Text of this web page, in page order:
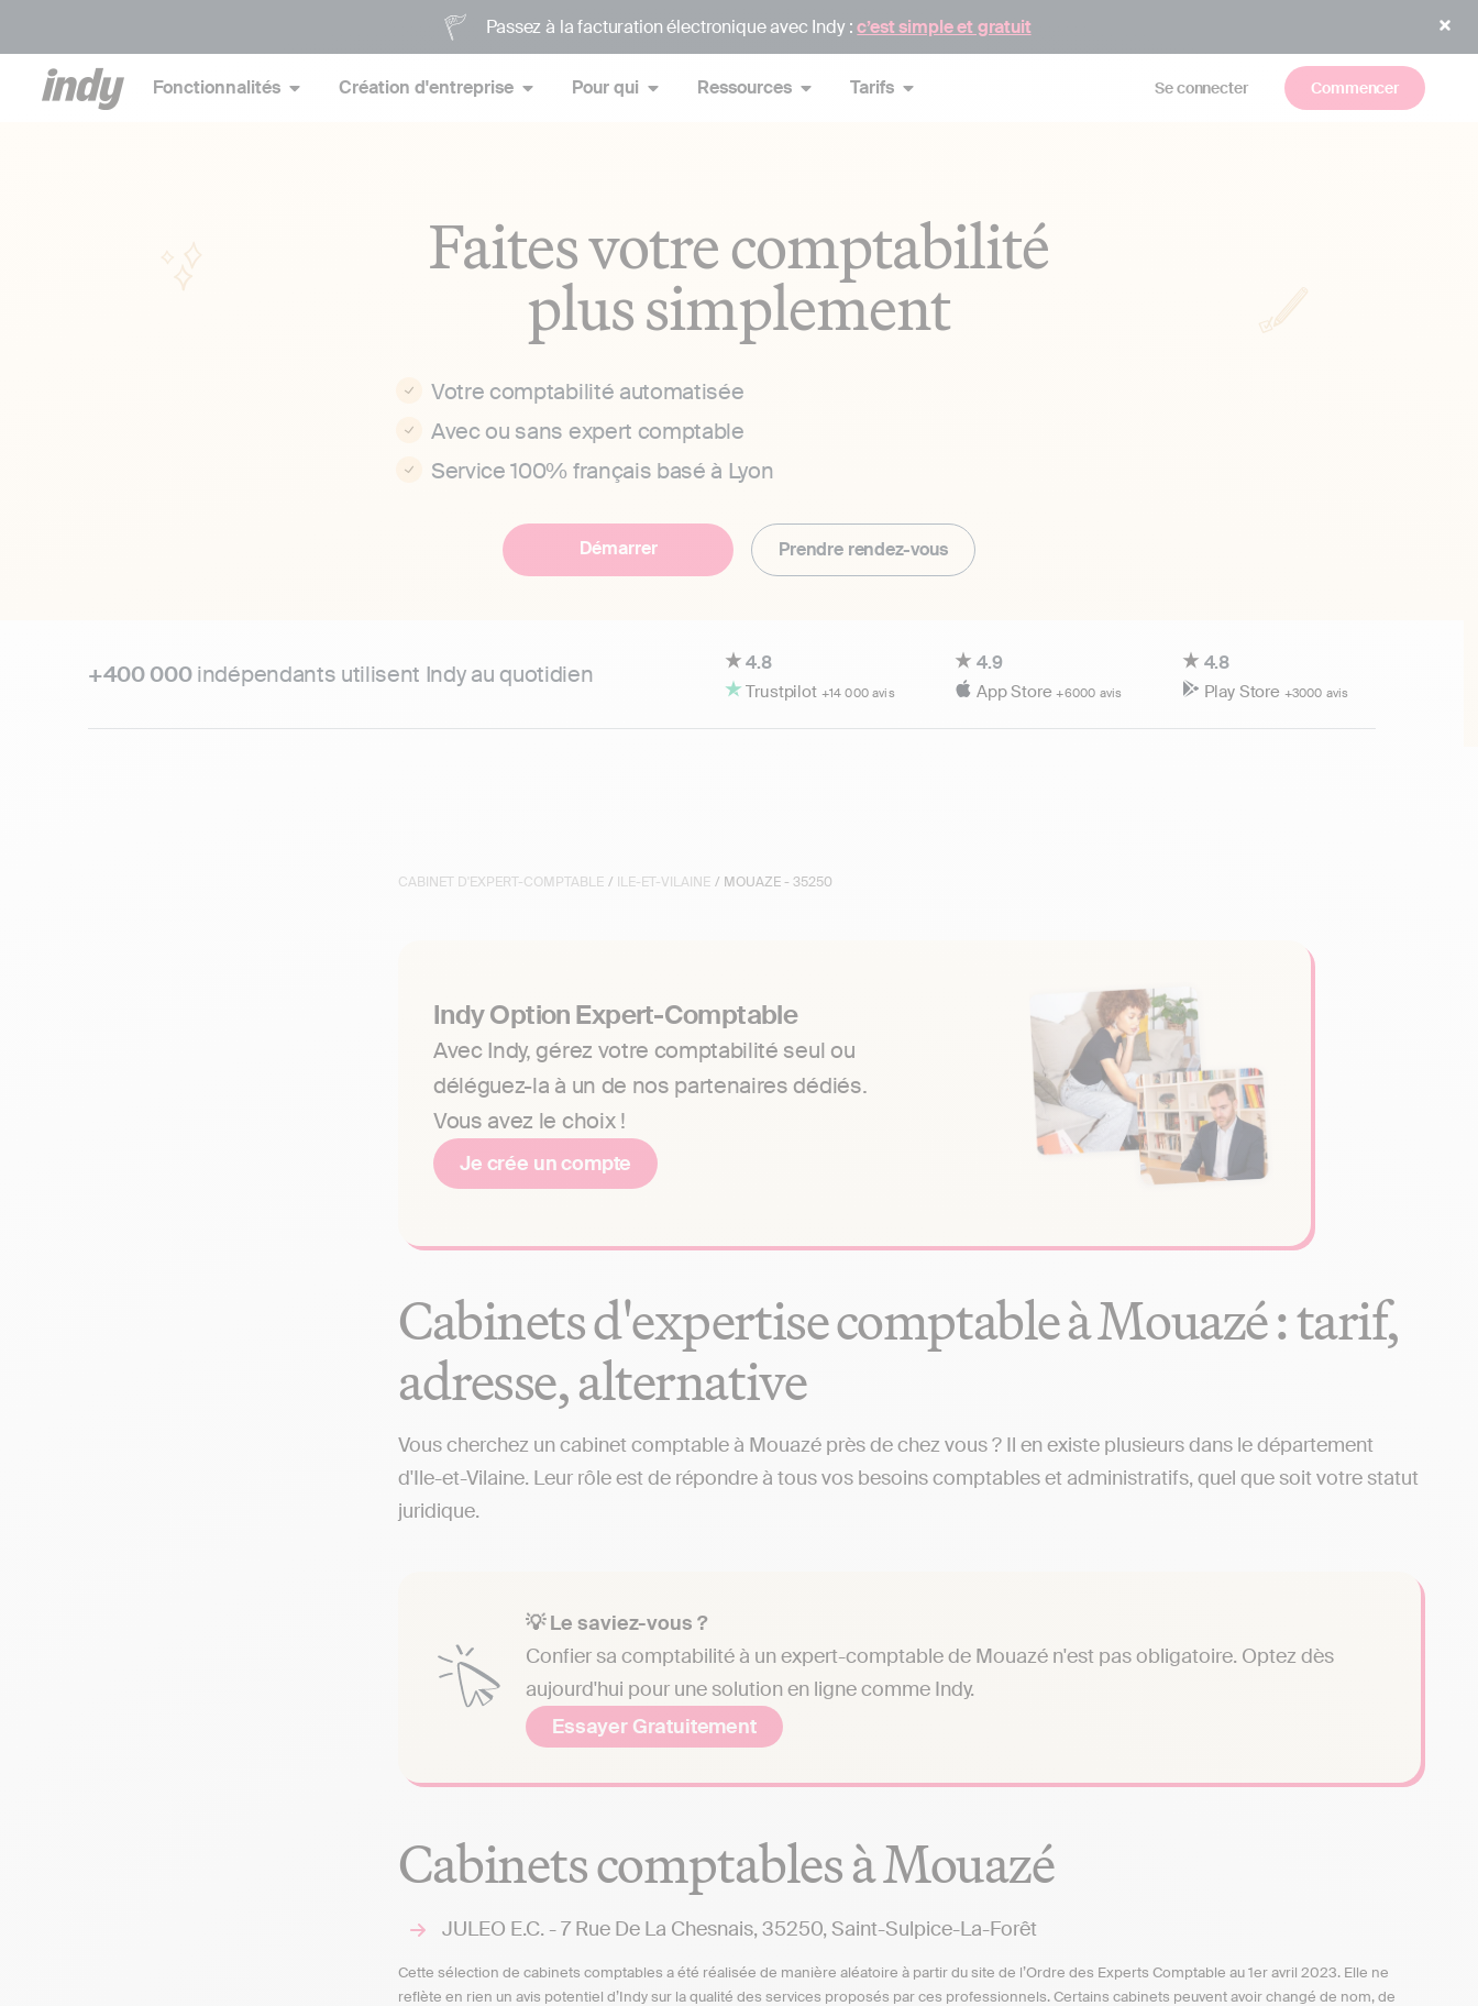
Passez à la facturation électronique avec Indy :c’est simple et gratuit
Fonctionnalités Création d'entreprise Pour qui Ressources Tarifs Se connecter Commencer
Faites votre comptabilité
plus simplement
Votre comptabilité automatisée
Avec ou sans expert comptable
Service 100% français basé à Lyon
Démarrer Prendre rendez-vous
+400 000indépendants utilisent Indy au quotidien 4.8
Trustpilot +14 000 avis
4.9
App Store+6000 avis
4.8
Play Store +3000 avis
CABINET D'EXPERT-COMPTABLE / ILE-ET-VILAINE / MOUAZE - 35250
Indy Option Expert-Comptable
Avec Indy, gérez votre comptabilité seul ou
déléguez-la à un de nos partenaires dédiés.
Vous avez le choix !
Je crée un compte
Cabinets d'expertise comptable à Mouazé : tarif,
adresse, alternative
Vous cherchez un cabinet comptable à Mouazé près de chez vous ? Il en existe plusieurs dans le département
d'Ile-et-Vilaine. Leur rôle est de répondre à tous vos besoins comptables et administratifs, quel que soit votre statut
juridique.
💡 Le saviez-vous ?
Confier sa comptabilité à un expert-comptable de Mouazé n'est pas obligatoire. Optez dès
aujourd'hui pour une solution en ligne comme Indy.
Essayer Gratuitement
Cabinets comptables à Mouazé
JULEO E.C. - 7 Rue De La Chesnais, 35250, Saint-Sulpice-La-Forêt
Cette sélection de cabinets comptables a été réalisée de manière aléatoire à partir du site de l’Ordre des Experts Comptable au 1er avril 2023. Elle ne
reflète en rien un avis potentiel d’Indy sur la qualité des services proposés par ces professionnels. Certains cabinets peuvent avoir changé de nom, de